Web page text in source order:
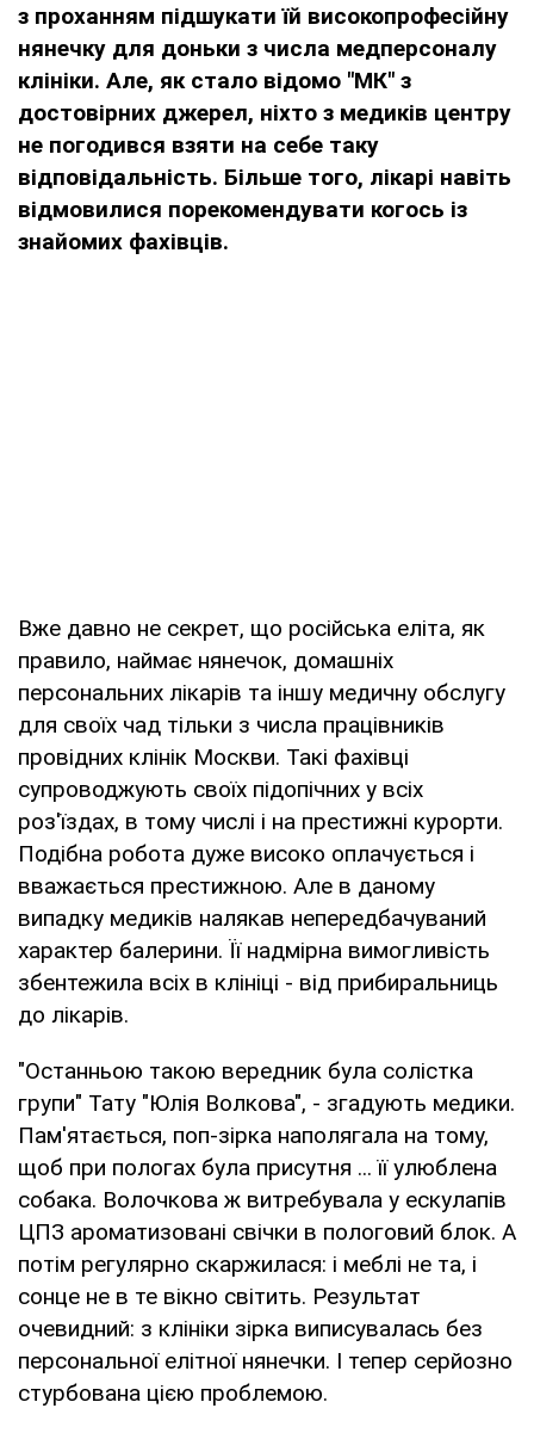
з проханням підшукати їй високопрофесійну
нянечку для доньки з числа медперсоналу
клініки. Але, як стало відомо "МК" з
достовірних джерел, ніхто з медиків центру
не погодився взяти на себе таку
відповідальність. Більше того, лікарі навіть
відмовилися порекомендувати когось із
знайомих фахівців.
Вже давно не секрет, що російська еліта, як
правило, наймає нянечок, домашніх
персональних лікарів та іншу медичну обслугу
для своїх чад тільки з числа працівників
провідних клінік Москви. Такі фахівці
супроводжують своїх підопічних у всіх
роз'їздах, в тому числі і на престижні курорти.
Подібна робота дуже високо оплачується і
вважається престижною. Але в даному
випадку медиків налякав непередбачуваний
характер балерини. Її надмірна вимогливість
збентежила всіх в клініці - від прибиральниць
до лікарів.
"Останньою такою вередник була солістка
групи" Тату "Юлія Волкова", - згадують медики.
Пам'ятається, поп-зірка наполягала на тому,
щоб при пологах була присутня ... її улюблена
собака. Волочкова ж витребувала у ескулапів
ЦПЗ ароматизовані свічки в пологовий блок. А
потім регулярно скаржилася: і меблі не та, і
сонце не в те вікно світить. Результат
очевидний: з клініки зірка виписувалась без
персональної елітної нянечки. І тепер серйозно
стурбована цією проблемою.